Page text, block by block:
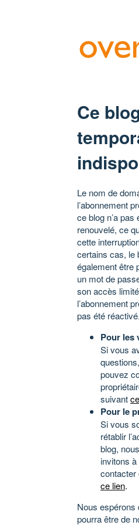
Ce
Le nom de
l’abonnement
ce blog n’a pas
renouvelé, ce
cette
certains cas, le
également être
un mot de
son accès
l’abonnement
pas été réactivé.
Pour les
Si vous
pouvez
suivant
Pour le
Si vous
rétablir
blog,
invitons à
contacter
ce lien.
Nous espérons
pourra être de